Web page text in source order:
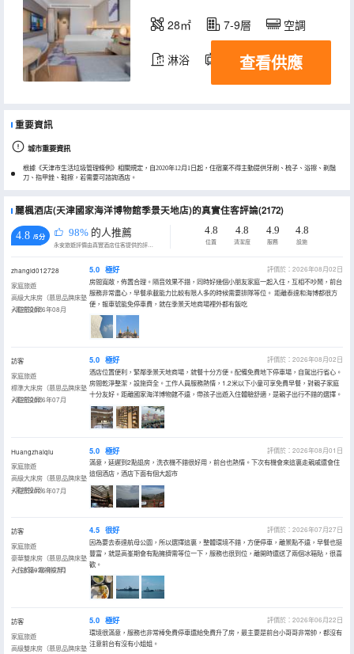
28㎡ 7-9層 空調
淋浴 電視機
查看供應
重要資訊
城市重要資訊
根據《天津市生活垃圾管理條例》相關規定，自2020年12月1日起，住宿業不得主動提供牙刷、梳子、浴擦、剃鬚
刀、指甲銼、鞋擦，若需要可諮詢酒店。
麗楓酒店(天津國家海洋博物館季景天地店)的真實住客評論(2172)
4.8 /5分 98% 的人推薦
永安旅遊評價由真實酒店住客提供的評價。
4.8
位置
4.8
清潔度
4.9
服務
4.8
設施
zhangld012728
家庭旅遊
高級大床房（慕思品牌床墊
+電視投屏）
入住於2026年08月
5.0 極好
評價於：2026年08月02日
房間寬敞，佈置合理。隔音效果不錯，同時好幾個小朋友家庭一起入住，互相不吵鬧，前台
服務非常盡心，早餐承載能力比較有限人多的時候需要排隊等位。 距離泰達和海博都很方
便，報車號能免停車費，就在季景天地商場裡外都有飯吃
訪客
家庭旅遊
標準大床房（慕思品牌床墊
+電視投屏）
入住於2026年07月
5.0 極好
評價於：2026年08月02日
酒店位置便利，緊鄰季景天地商場，就餐十分方便。配備免費地下停車場，自駕出行省心。
房間乾淨整潔，設施齊全。工作人員服務熱情，1.2米以下小童可享免費早餐，對親子家庭
十分友好。距離國家海洋博物館不遠，帶孩子出遊入住體驗舒適，是親子出行不錯的選擇。
Huangzhaiqiu
家庭旅遊
高級大床房（慕思品牌床墊
+電視投屏）
入住於2026年07月
5.0 極好
評價於：2026年08月01日
滿意，延遲到2點退房，洗衣機不錯很好用，前台也熱情。下次有機會來這裏走親戚還會住
這個酒店，酒店下面有個大超市
訪客
家庭旅遊
豪華雙床房（慕思品牌床墊
+小冰箱+電視投屏）
入住於2026年07月
4.5 很好
評價於：2026年07月27日
因為要去泰達航母公園，所以選擇這裏，整體環境不錯，方便停車，離景點不遠，早餐也挺
豐富，就是高峯期會有點擁擠需等位一下，服務也很到位，離開時還送了兩個冰箱貼，很喜
歡。
訪客
家庭旅遊
高級雙床房（慕思品牌床墊
5.0 極好
評價於：2026年06月22日
環境很滿意，服務也非常棒免費停車還給免費升了房，最主要是前台小哥哥非常帥，都沒有
注意前台有沒有小姐姐。